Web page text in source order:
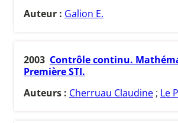
Auteur : Galion E.
2003 Contrôle continu.
Première STI.
Auteurs : Cherruau Claudine ; Le